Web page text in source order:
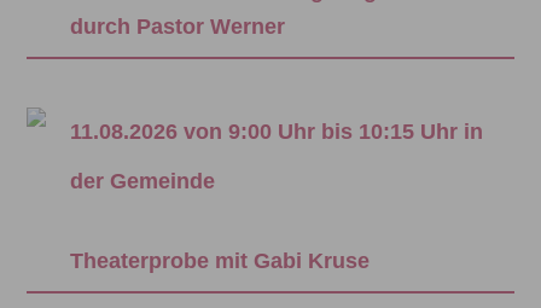
durch Pastor Werner
11.08.2026 von 9:00 Uhr bis 10:15 Uhr in
der Gemeinde
Theaterprobe mit Gabi Kruse